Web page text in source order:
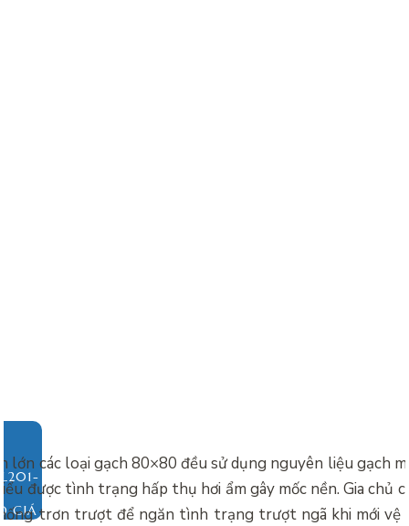
GIÁ
lớn các loại gạch 80×80 đều sử dụng nguyên liệu gạch
được tình trạng hấp thụ hơi ẩm gây mốc nền. Gia chủ
trơn trượt để ngăn tình trạng trượt ngã khi mới vệ